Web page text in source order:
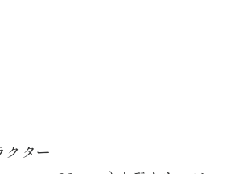
クター